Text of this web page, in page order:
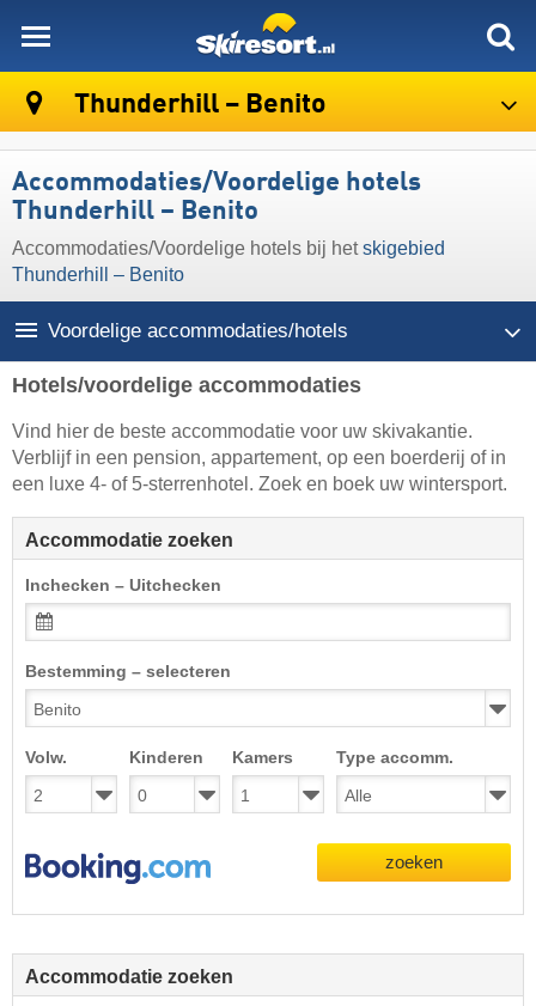
Thunderhill – Benito
Accommodaties/Voordelige hotels
Thunderhill – Benito
Accommodaties/Voordelige hotels bij hetskigebied
Thunderhill – Benito
Voordelige accommodaties/hotels
Hotels/voordelige accommodaties
Vind hier de beste accommodatie voor uw skivakantie.
Verblijf in een pension, appartement, op een boerderij of in
een luxe 4- of 5-sterrenhotel. Zoek en boek uw wintersport.
Accommodatie zoeken
Inchecken – Uitchecken
Bestemming – selecteren
Volw. Kinderen Kamers Type accomm.
zoeken
Accommodatie zoeken